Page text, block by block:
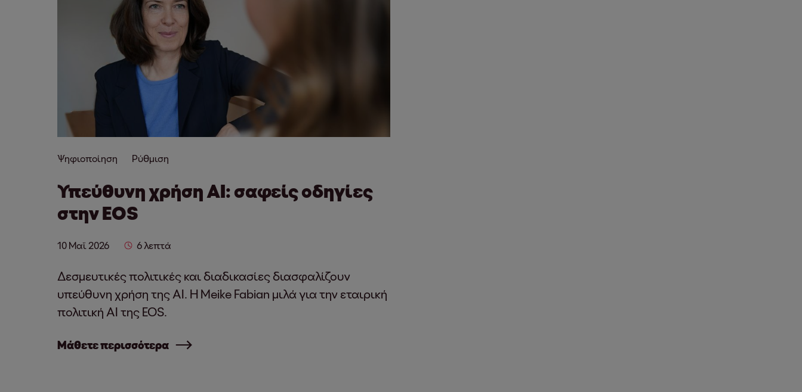
Ψηφιοποίηση Ρύθμιση
Υπεύθυνη χρήση AI: σαφείς οδηγίες
στην EOS
10 Μαΐ 2026 6 λεπτά
Δεσμευτικές πολιτικές και διαδικασίες διασφαλίζουν
υπεύθυνη χρήση της AI. Η Meike Fabian μιλά για την εταιρική
πολιτική AI της EOS.
Μάθετε περισσότερα